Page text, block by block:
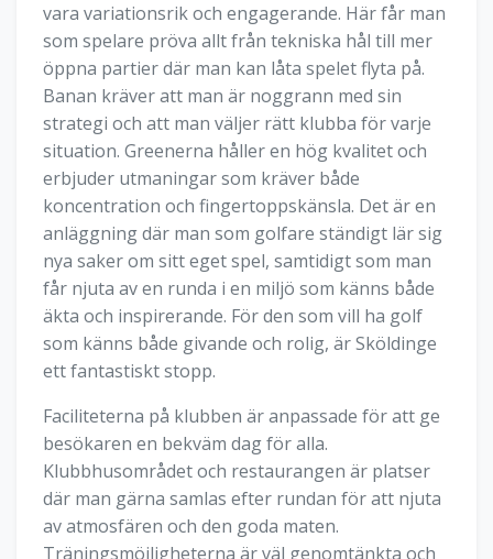
vara variationsrik och engagerande. Här får man
som spelare pröva allt från tekniska hål till mer
öppna partier där man kan låta spelet flyta på.
Banan kräver att man är noggrann med sin
strategi och att man väljer rätt klubba för varje
situation. Greenerna håller en hög kvalitet och
erbjuder utmaningar som kräver både
koncentration och fingertoppskänsla. Det är en
anläggning där man som golfare ständigt lär sig
nya saker om sitt eget spel, samtidigt som man
får njuta av en runda i en miljö som känns både
äkta och inspirerande. För den som vill ha golf
som känns både givande och rolig, är Sköldinge
ett fantastiskt stopp.
Faciliteterna på klubben är anpassade för att ge
besökaren en bekväm dag för alla.
Klubbhusområdet och restaurangen är platser
där man gärna samlas efter rundan för att njuta
av atmosfären och den goda maten.
Träningsmöjligheterna är väl genomtänkta och